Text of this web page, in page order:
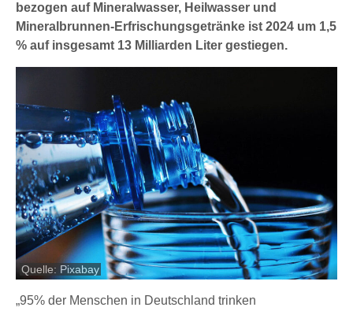
bezogen auf Mineralwasser, Heilwasser und
Mineralbrunnen-Erfrischungsgetränke ist 2024 um 1,5
% auf insgesamt 13 Milliarden Liter gestiegen.
Quelle: Pixabay
„95% der Menschen in Deutschland trinken